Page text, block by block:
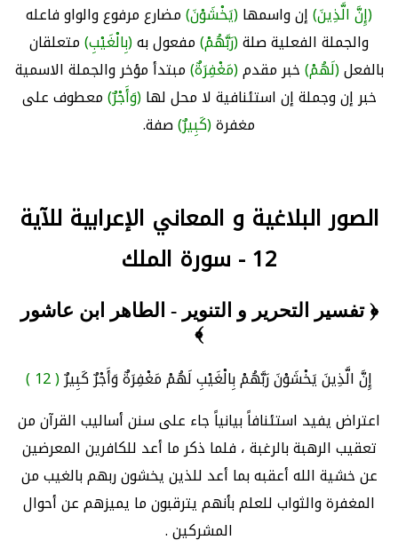
(إِنَّ الَّذِينَ)إن واسمها(يَخْشَوْنَ)مضارع مرفوع والواو فاعله
والجملة الفعلية صلة(رَبَّهُمْ)مفعول به(بِالْغَيْبِ)متعلقان
بالفعل(لَهُمْ)خبر مقدم(مَغْفِرَةٌ)مبتدأ مؤخر والجملة الاسمية
خبر إن وجملة إن استئنافية لا محل لها(وَأَجْرٌ)معطوف على
مغفرة(كَبِيرٌ)صفة.
الصور البلاغية و المعاني الإعرابية للآية
12 - سورة الملك
﴿ تفسير التحرير و التنوير - الطاهر ابن عاشور
﴾
إِنَّ الَّذِينَ يَخْشَوْنَ رَبَّهُمْ بِالْغَيْبِ لَهُمْ مَغْفِرَةٌ وَأَجْرٌ كَبِيرٌ( 12 )
اعتراض يفيد استئنافاً بيانياً جاء على سنن أساليب القرآن من
تعقيب الرهبة بالرغبة ، فلما ذكر ما أعد للكافرين المعرضين
عن خشية الله أعقبه بما أعد للذين يخشون ربهم بالغيب من
المغفرة والثواب للعلم بأنهم يترقبون ما يميزهم عن أحوال
المشركين .